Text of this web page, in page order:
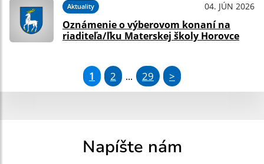
Aktuality 04. JÚN 2026
Oznámenie o výberovom konaní na
riaditeľa/ľku Materskej školy Horovce
1 2 ... 29 >
Napíšte nám